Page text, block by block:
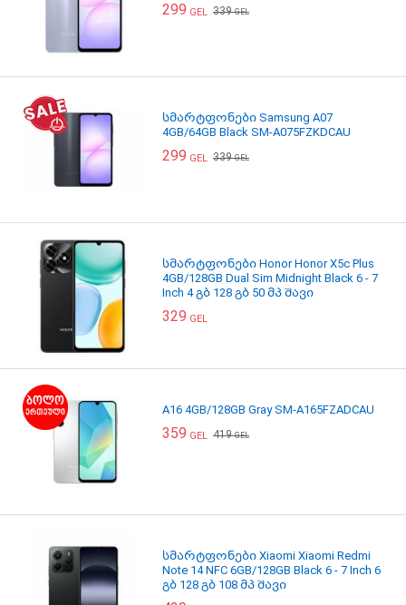
299 GEL 339GEL
სმარტფონები Samsung A07
4GB/64GB Black SM-A075FZKDCAU
299 GEL 339GEL
სმარტფონები Honor Honor X5c Plus
4GB/128GB Dual Sim Midnight Black 6 - 7
Inch 4 გბ 128 გბ 50 მპ შავი
329 GEL
A16 4GB/128GB Gray SM-A165FZADCAU
359 GEL 419GEL
სმარტფონები Xiaomi Xiaomi Redmi
Note 14 NFC 6GB/128GB Black 6 - 7 Inch 6
გბ 128 გბ 108 მპ შავი